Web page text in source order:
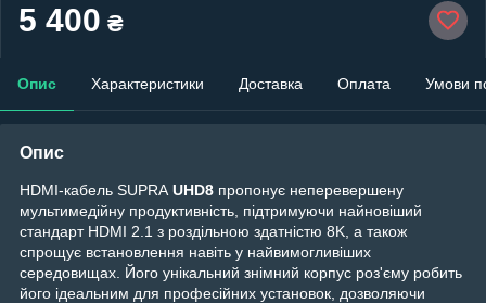
5 400 ₴
Опис Характеристики Доставка Оплата Умови
Опис
HDMI-кабель SUPRA UHD8 пропонує неперевершену
мультимедійну продуктивність, підтримуючи найновіший
стандарт HDMI 2.1 з роздільною здатністю 8K, а також
спрощує встановлення навіть у найвимогливіших
середовищах. Його унікальний знімний корпус роз'єму робить
його ідеальним для професійних установок, дозволяючи